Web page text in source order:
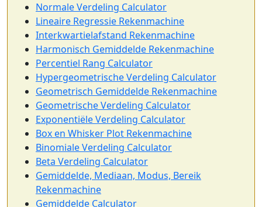
Normale Verdeling Calculator
Lineaire Regressie Rekenmachine
Interkwartielafstand Rekenmachine
Harmonisch Gemiddelde Rekenmachine
Percentiel Rang Calculator
Hypergeometrische Verdeling Calculator
Geometrisch Gemiddelde Rekenmachine
Geometrische Verdeling Calculator
Exponentiële Verdeling Calculator
Box en Whisker Plot Rekenmachine
Binomiale Verdeling Calculator
Beta Verdeling Calculator
Gemiddelde, Mediaan, Modus, Bereik
Rekenmachine
Gemiddelde Calculator